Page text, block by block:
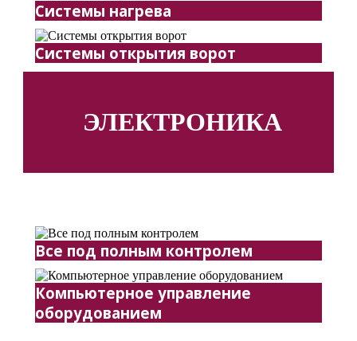
Системы нагрева
Системы открытия ворот
ЭЛЕКТРОНИКА
Все под полным контролем
Компьютерное управление
оборудованием